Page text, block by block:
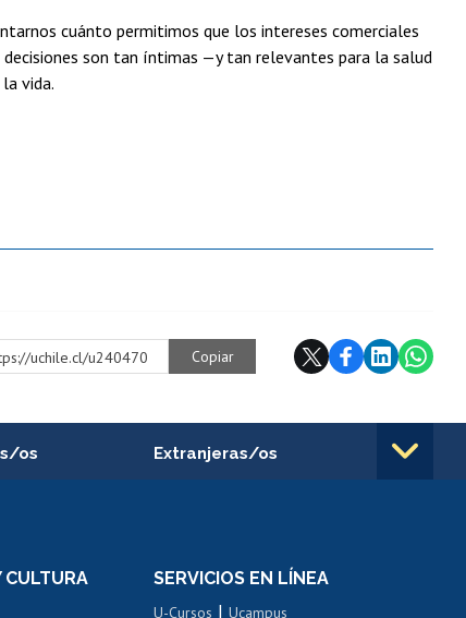
cuánto permitimos que los intereses comerciales
son tan íntimas —y tan relevantes para la salud
vida.
uchile.cl/u240470 Copiar
os
interna
Extranjeras/os
CULTURA SERVICIOS EN LÍNEA
U-Cursos |Ucampus